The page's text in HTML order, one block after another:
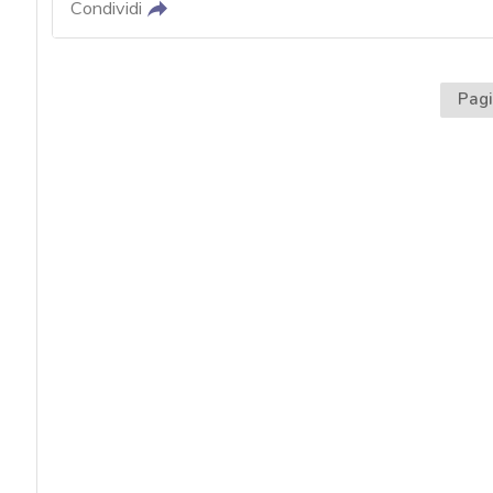
Condividi